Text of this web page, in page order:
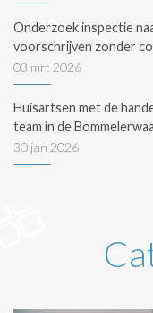
Onderzoek inspectie
voorschrijven zonder
03 mrt 2026
Huisartsen met de
team in de
30 jan 2026